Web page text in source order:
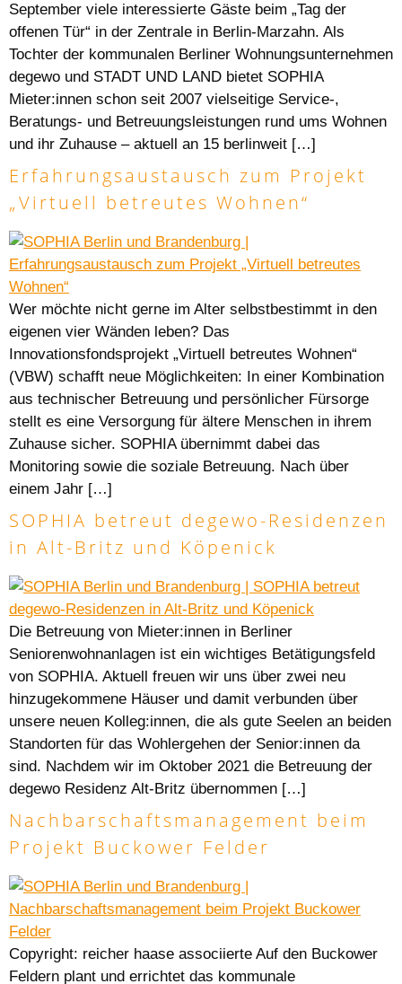
September viele interessierte Gäste beim „Tag der
offenen Tür“ in der Zentrale in Berlin-Marzahn. Als
Tochter der kommunalen Berliner Wohnungsunternehmen
degewo und STADT UND LAND bietet SOPHIA
Mieter:innen schon seit 2007 vielseitige Service-,
Beratungs- und Betreuungsleistungen rund ums Wohnen
und ihr Zuhause – aktuell an 15 berlinweit […]
Erfahrungsaustausch zum Projekt
„Virtuell betreutes Wohnen“
Wer möchte nicht gerne im Alter selbstbestimmt in den
eigenen vier Wänden leben? Das
Innovationsfondsprojekt „Virtuell betreutes Wohnen“
(VBW) schafft neue Möglichkeiten: In einer Kombination
aus technischer Betreuung und persönlicher Fürsorge
stellt es eine Versorgung für ältere Menschen in ihrem
Zuhause sicher. SOPHIA übernimmt dabei das
Monitoring sowie die soziale Betreuung. Nach über
einem Jahr […]
SOPHIA betreut degewo-Residenzen
in Alt-Britz und Köpenick
Die Betreuung von Mieter:innen in Berliner
Seniorenwohnanlagen ist ein wichtiges Betätigungsfeld
von SOPHIA. Aktuell freuen wir uns über zwei neu
hinzugekommene Häuser und damit verbunden über
unsere neuen Kolleg:innen, die als gute Seelen an beiden
Standorten für das Wohlergehen der Senior:innen da
sind. Nachdem wir im Oktober 2021 die Betreuung der
degewo Residenz Alt-Britz übernommen […]
Nachbarschaftsmanagement beim
Projekt Buckower Felder
Copyright: reicher haase associierte Auf den Buckower
Feldern plant und errichtet das kommunale